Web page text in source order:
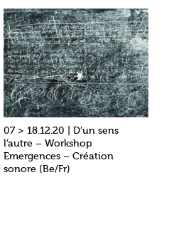
07 > 18.12.20 | D’un sens
l’autre – Workshop
Emergences – Création
sonore (Be/Fr)